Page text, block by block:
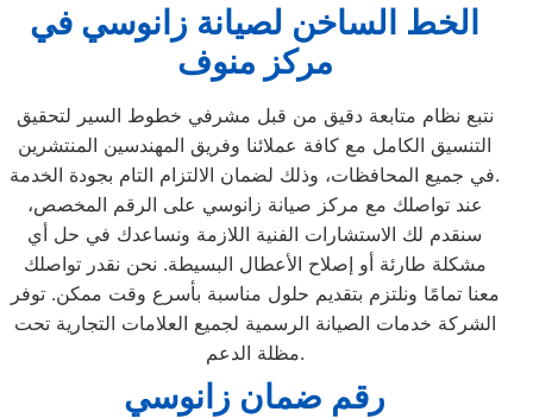
الخط الساخن لصيانة زانوسي في
مركز منوف
نتبع نظام متابعة دقيق من قبل مشرفي خطوط السير لتحقيق
التنسيق الكامل مع كافة عملائنا وفريق المهندسين المنتشرين
في جميع المحافظات، وذلك لضمان الالتزام التام بجودة الخدمة.
عند تواصلك مع مركز صيانة زانوسي على الرقم المخصص،
سنقدم لك الاستشارات الفنية اللازمة ونساعدك في حل أي
مشكلة طارئة أو إصلاح الأعطال البسيطة. نحن نقدر تواصلك
معنا تمامًا ونلتزم بتقديم حلول مناسبة بأسرع وقت ممكن. توفر
الشركة خدمات الصيانة الرسمية لجميع العلامات التجارية تحت
مظلة الدعم.
رقم ضمان زانوسي